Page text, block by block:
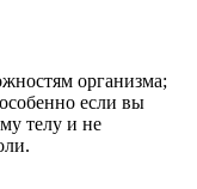
организма;
если вы
телу и не